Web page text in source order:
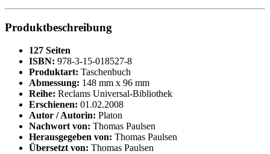
Produktbeschreibung
127 Seiten
ISBN: 978-3-15-018527-8
Produktart: Taschenbuch
Abmessung: 148 mm x 96 mm
Reihe: Reclams Universal-Bibliothek
Erschienen: 01.02.2008
Autor / Autorin: Platon
Nachwort von: Thomas Paulsen
Herausgegeben von: Thomas Paulsen
Übersetzt von: Thomas Paulsen